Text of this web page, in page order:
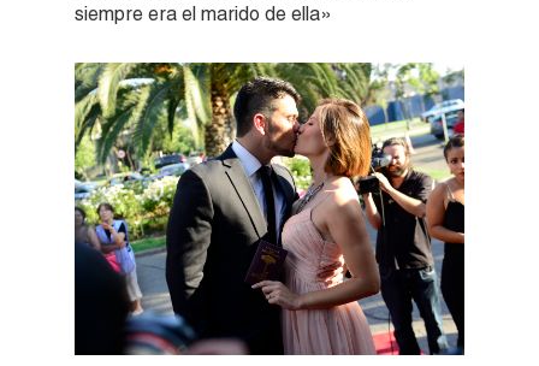
siempre era el marido de ella»